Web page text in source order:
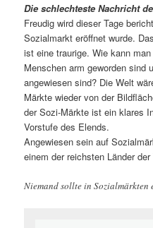
Die schlechteste Nachricht
Freudig wird dieser Tage
Sozialmarkt eröffnet wurde.
ist eine traurige. Wie kann
Menschen arm geworden sind
angewiesen sind? Die Welt
Märkte wieder von der
der Sozi-Märkte ist ein klares
Vorstufe des Elends.
Angewiesen sein auf
einem der reichsten Länder der
Niemand sollte in Sozialmärkten